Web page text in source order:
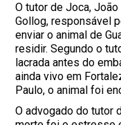
O tutor de Joca,
Gollog, responsável
enviar o animal de
residir. Segundo o
lacrada antes do
ainda vivo em
Paulo, o animal foi
O advogado do tutor